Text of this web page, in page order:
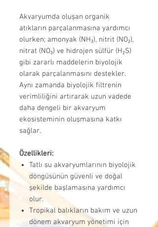
Akvaryumda oluşan organik
atıkların parçalanmasına yardımcı
olurken; amonyak (NH₃), nitrit (NO₂),
nitrat (NO₃) ve hidrojen sülfür (H₂S)
gibi zararlı maddelerin biyolojik
olarak parçalanmasını destekler.
Aynı zamanda biyolojik filtrenin
verimliliğini artırarak uzun vadede
daha dengeli bir akvaryum
ekosisteminin oluşmasına katkı
sağlar.
Özellikleri:
Tatlı su akvaryumlarının biyolojik
döngüsünün güvenli ve doğal
şekilde başlamasına yardımcı
olur.
Tropikal balıkların bakım ve uzun
dönem akvaryum yönetimi için